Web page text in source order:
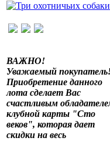
ВАЖНО!
Уважаемый
Приобретение данного
лота сделает Вас
счастливым
клубной карты "Сто
веков", которая дает
скидки на весь